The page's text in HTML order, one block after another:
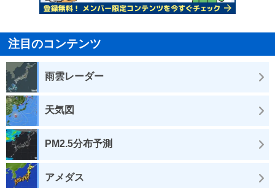
注目のコンテンツ
雨雲レーダー
天気図
PM2.5分布予測
アメダス